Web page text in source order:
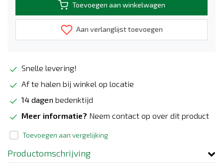
Toevoegen aan winkelwagen
Aan verlanglijst toevoegen
Snelle levering!
Af te halen bij winkel op locatie
14 dagen bedenktijd
Meer informatie? Neem contact op over dit product
Toevoegen aan vergelijking
Productomschrijving